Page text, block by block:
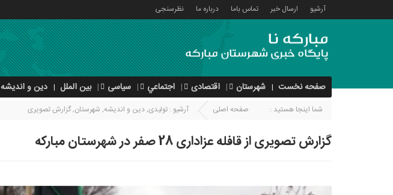
آرشیو ارسال خبر تماس باما درباره ما نظرسنجی
صفحه نخست شهرستان اقتصادی اجتماعي سیاسی بین الملل دین و اندیشه
شما اینجا هستید : صفحه اصلی آرشیو : تولیدی,دین و اندیشه, شهرستان,گزارش تصویری
گزارش تصویری از قافله عزاداری 28 صفر در شهرستان مبارکه